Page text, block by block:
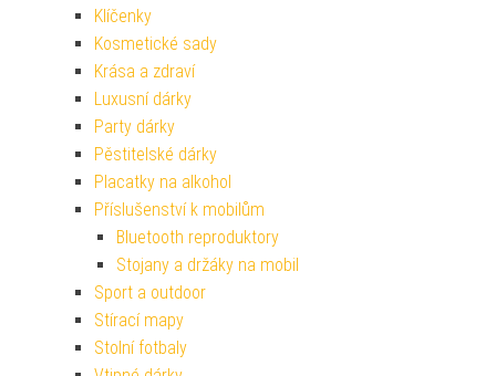
Klíčenky
Kosmetické sady
Krása a zdraví
Luxusní dárky
Party dárky
Pěstitelské dárky
Placatky na alkohol
Příslušenství k mobilům
Bluetooth reproduktory
Stojany a držáky na mobil
Sport a outdoor
Stírací mapy
Stolní fotbaly